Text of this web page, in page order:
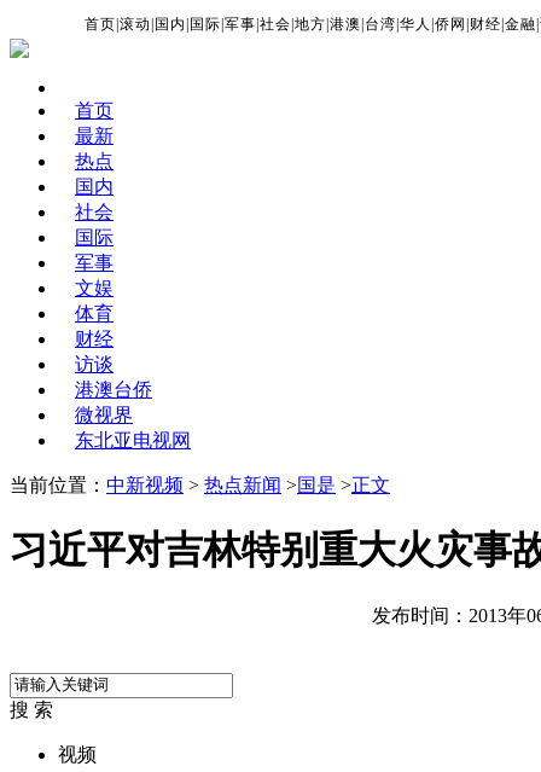
首页 |滚动 国内 国际 |军事 |社会 |地方 |港澳 台湾 |华人 |侨网 财经 |金融 |
首页
最新
热点
国内
社会
国际
军事
文娱
体育
财经
访谈
港澳台侨
微视界
东北亚电视网
当前位置： 中新视频 > 热点新闻 >国是 >正文
习近平对吉林特别重大火灾事
发布时间：2013年
搜 索
视频